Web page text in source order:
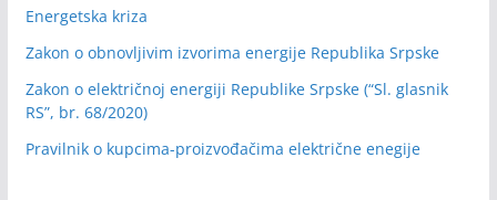
Energetska kriza
Zakon o obnovljivim izvorima energije Republika Srpske
Zakon o električnoj energiji Republike Srpske (“Sl. glasnik
RS”, br. 68/2020)
Pravilnik o kupcima-proizvođačima električne enegije